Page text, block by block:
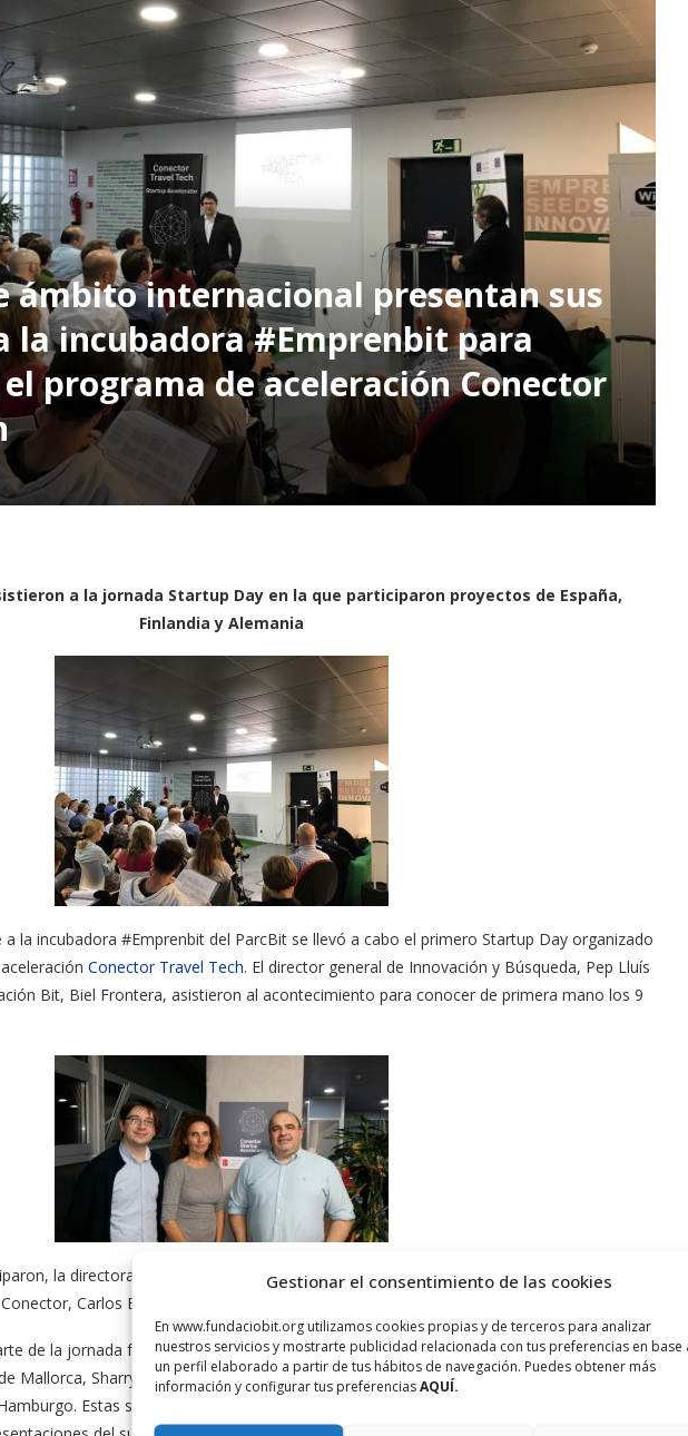
Gestionar el consentimiento de las cookies
En www.fundaciobit.org utilizamos cookies propias y de terceros para analizar
nuestros servicios y mostrarte publicidad relacionada con tus preferencias en base
un perfil elaborado a partir de tus hábitos de navegación. Puedes obtener más
información y configurar tus preferenciasAQUÍ.
ámbito internacional presentan sus
la incubadora #Emprenbit para
programa de aceleración Conector
a la jornada Startup Day en la que participaron proyectos de España,
Finlandia y Alemania
la incubadora #Emprenbit del ParcBit se llevó a cabo el primero Startup Day organizado
Conector Travel Tech. El director general de Innovación y Búsqueda, Pep Lluís
Bit, Biel Frontera, asistieron al acontecimiento para conocer de primera mano los 9
la directora del programa y socia co-fundadora de Conector Travel Tech, Celia
Carlos Blanco, y Quino Fernández CEO también de Conector.
de la jornada fueron: CloudHotelier y MyBooking del CentreBit Menorca, Driveando del
Mallorca, SharryUp y Spain4wedding de Barcelona, Triplist.me de Valencia, WoWonders
Estas startups pre-seleccionadas tuvieron la oportunidad de realizar en